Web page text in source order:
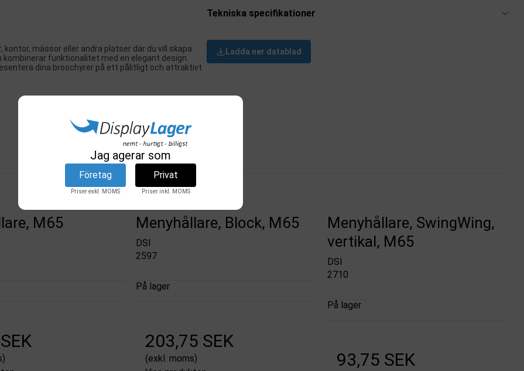
mässor eller andra platser där du vill skapa
funktionalitet med en elegant design.
dina broschyrer på ett pålitligt och attraktivt
Tekniska specifikationer
Ladda ner datablad
Relaterade produkter
M65 Menyhållare, Block, M65
DSI
2597
På lager
203,75 SEK
(exkl. moms)
Menyhållare, SwingWing,
vertikal, M65
DSI
2710
På lager
93,75 SEK
Jag agerar som
Företag
Priser exkl. MOMS
Privat
Priser inkl. MOMS